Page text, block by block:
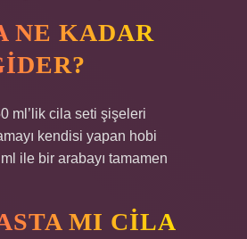
NE KADAR
ml’lik cila seti şişeleri
kendisi yapan hobi
ml ile bir arabayı tamamen
MI CILA